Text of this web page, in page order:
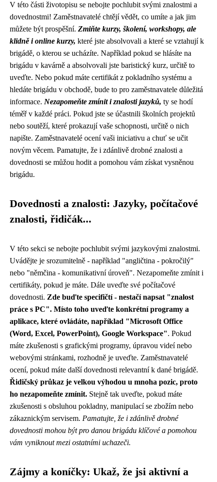
V této části životopisu se nebojte pochlubit svými znalostmi a
dovednostmi! Zaměstnavatelé chtějí vědět, co umíte a jak jim
můžete být prospěšní. Zmiňte kurzy, školení, workshopy, ale
klidně i online kurzy, které jste absolvovali a které se vztahují k
brigádě, o kterou se ucházíte. Například pokud se hlásíte na
brigádu v kavárně a absolvovali jste baristický kurz, určitě to
uveďte. Nebo pokud máte certifikát z pokladního systému a
hledáte brigádu v obchodě, bude to pro zaměstnavatele důležitá
informace. Nezapomeňte zmínit i znalosti jazyků, ty se hodí
téměř v každé práci. Pokud jste se účastnili školních projektů
nebo soutěží, které prokazují vaše schopnosti, určitě o nich
napište. Zaměstnavatelé ocení vaši iniciativu a chuť se učit
novým věcem. Pamatujte, že i zdánlivě drobné znalosti a
dovednosti se můžou hodit a pomohou vám získat vysněnou
brigádu.
Dovednosti a znalosti: Jazyky, počítačové
znalosti, řidičák...
V této sekci se nebojte pochlubit svými jazykovými znalostmi.
Uvádějte je srozumitelně - například "angličtina - pokročilý"
nebo "němčina - komunikativní úroveň". Nezapomeňte zmínit i
certifikáty, pokud je máte. Dále uveďte své počítačové
dovednosti. Zde buďte specifičtí - nestačí napsat "znalost
práce s PC". Místo toho uveďte konkrétní programy a
aplikace, které ovládáte, například "Microsoft Office
(Word, Excel, PowerPoint), Google Workspace". Pokud
máte zkušenosti s grafickými programy, úpravou videí nebo
webovými stránkami, rozhodně je uveďte. Zaměstnavatelé
ocení, pokud máte další dovednosti relevantní k dané brigádě.
Řidičský průkaz je velkou výhodou u mnoha pozic, proto
ho nezapomeňte zmínit. Stejně tak uveďte, pokud máte
zkušenosti s obsluhou pokladny, manipulací se zbožím nebo
zákaznickým servisem. Pamatujte, že i zdánlivě drobné
dovednosti mohou být pro danou brigádu klíčové a pomohou
vám vyniknout mezi ostatními uchazeči.
Zájmy a koníčky: Ukaž, že jsi aktivní a